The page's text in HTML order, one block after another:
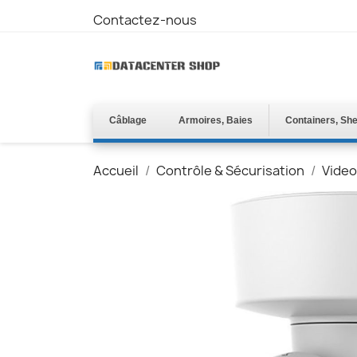
Contactez-nous
Câblage Armoires, Baies Containers,
Accueil Contrôle & Sécurisation